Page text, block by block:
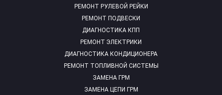
РЕМОНТ РУЛЕВОЙ РЕЙКИ
РЕМОНТ ПОДВЕСКИ
ДИАГНОСТИКА КПП
РЕМОНТ ЭЛЕКТРИКИ
ДИАГНОСТИКА КОНДИЦИОНЕРА
РЕМОНТ ТОПЛИВНОЙ СИСТЕМЫ
ЗАМЕНА ГРМ
ЗАМЕНА ЦЕПИ ГРМ